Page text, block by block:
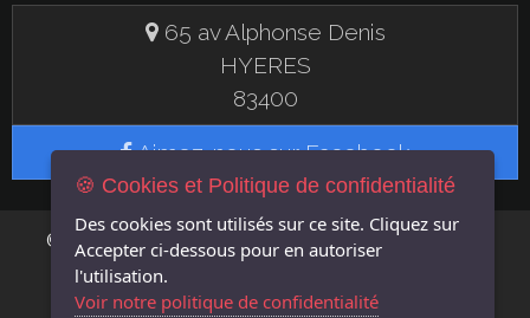
65 av Alphonse Denis
HYERES
83400
Aimez-nous sur Facebook
© 2019 BOUCHERIE SAADA - UN SITE FLASH EN
MENTIONS LÉGALES|GÉRER LES COOKIES|POLITIQUE DE CONFIDENTIALITÉ
🍪 Cookies et Politique de confidentialité
Des cookies sont utilisés sur ce site. Cliquez sur
Accepter ci-dessous pour en autoriser
l'utilisation.
Voir notre politique de confidentialité